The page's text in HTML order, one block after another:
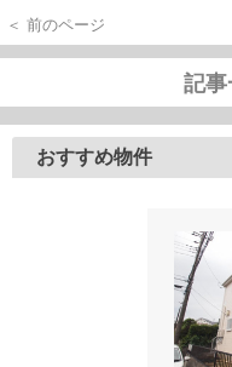
＜ 前のページ
記事
おすすめ物件